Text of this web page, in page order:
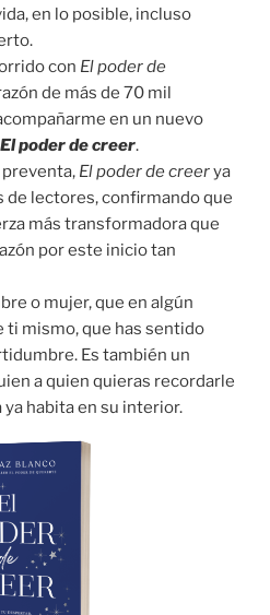
en lo posible, incluso
con El poder de
de más de 70 mil
en un nuevo
El poder de creer.
preventa, El poder de creerya
de lectores, confirmando que
más transformadora que
por este inicio tan
o mujer, que en algún
ti mismo, que has sentido
Es también un
a quien quieras recordarle
habita en su interior.